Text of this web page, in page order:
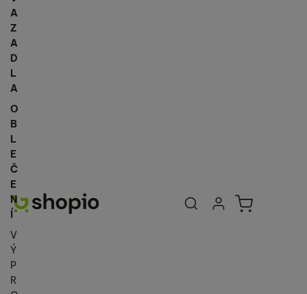
Uživatelská
Přihlásit se
Košík
A
Z
A
D
L
A
O
B
L
E
Č
E
N
Í
V
Ý
P
R